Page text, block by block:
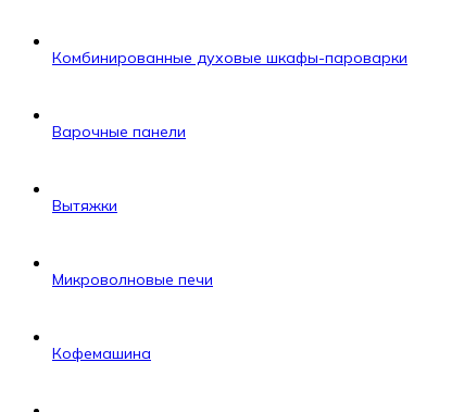
Комбинированные духовые шкафы-пароварки
Варочные панели
Вытяжки
Микроволновые печи
Кофемашина